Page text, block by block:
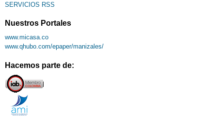
SERVICIOS RSS
Nuestros Portales
www.micasa.co
www.qhubo.com/epaper/manizales/
Hacemos parte de: